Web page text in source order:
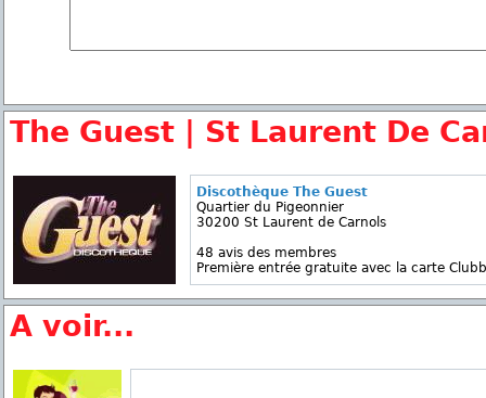
The Guest | St Laurent De
Discothèque The Guest
Quartier du Pigeonnier
30200 St Laurent de Carnols
48 avis des membres
Première entrée gratuite avec la carte
A voir...